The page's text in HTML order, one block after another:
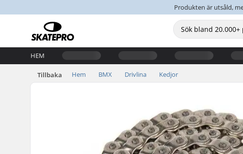
Produkten är utsåld,
HEM
Tillbaka Hem BMX Drivlina Kedjor